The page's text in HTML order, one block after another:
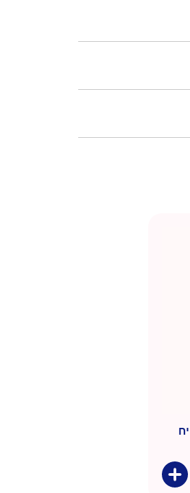
שקיות אוכל מנייר חסין שמן – 90 יח